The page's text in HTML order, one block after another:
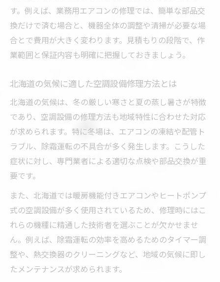
北海道の空調設備が故障しやすい理由と対
策
空調設備修理につながる日常の注意ポイン
ト
法
空調設備修理前に実践したい予防メンテナ
ンス
信頼できる空調設備修理会社を選ぶコツ
空調設備修理会社の選定で確認すべき実績
る方法
空調設備修理の対応速度が信頼性を左右す
る理由
技術者の資格や経験が空調設備修理に与え
る影響
す。例えば、業務用エアコンの修理では、簡単な部品交
換だけで済む場合と、機器全体の調整や清掃が必要な場
合とで費用が大きく変わります。見積もりの段階で、作
業範囲と保証内容も明確に把握しておきましょう。
北海道の気候に適した空調設備修理方法とは
北海道の気候は、冬の厳しい寒さと夏の蒸し暑さが特徴
であり、空調設備の修理方法も地域特性に合わせた対応
が求められます。特に冬場は、エアコンの凍結や配管ト
ラブル、除霜運転の不具合が多く発生します。こうした
症状に対し、専門業者による適切な点検や部品交換が重
要です。
また、北海道では暖房機能付きエアコンやヒートポンプ
式の空調設備が多く使用されているため、修理時にはこ
れらの機種に精通した技術者を選ぶことが欠かせませ
ん。例えば、除霜運転の効率を高めるためのタイマー調
整や、熱交換器のクリーニングなど、地域の気候に即し
たメンテナンスが求められます。